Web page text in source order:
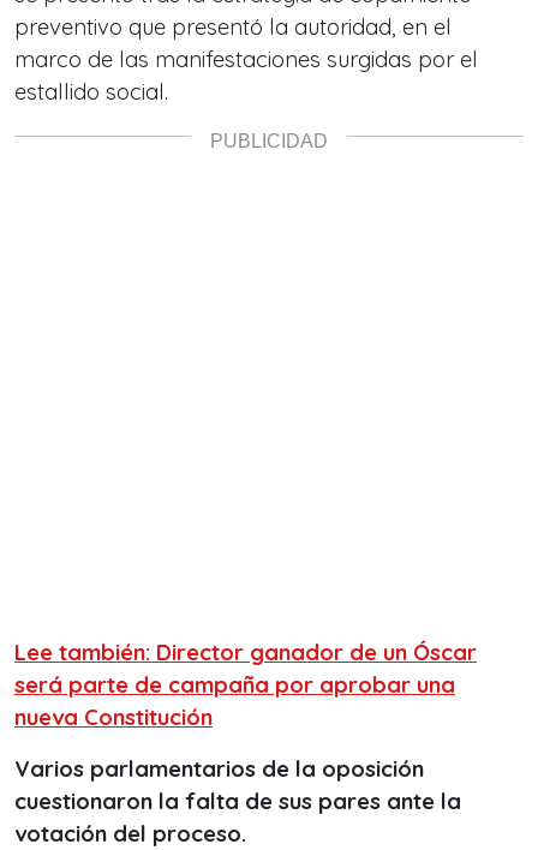
preventivo que presentó la autoridad, en el
marco de las manifestaciones surgidas por el
estallido social.
Lee también: Director ganador de un Óscar
será parte de campaña por aprobar una
nueva Constitución
Varios parlamentarios de la oposición
cuestionaron la falta de sus pares ante la
votación del proceso.